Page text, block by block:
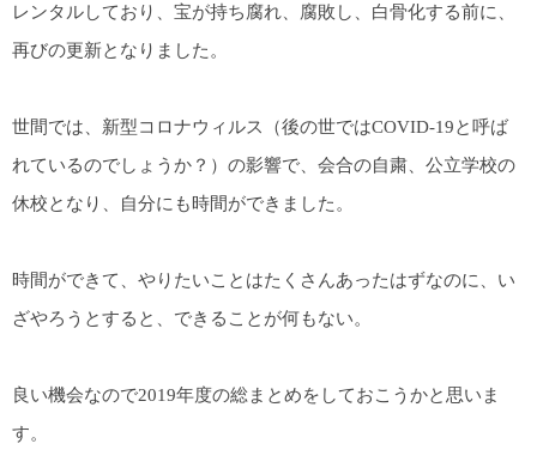
レンタルしており、宝が持ち腐れ、腐敗し、白骨化する前に、
再びの更新となりました。
世間では、新型コロナウィルス（後の世ではCOVID-19と呼ば
れているのでしょうか？）の影響で、会合の自粛、公立学校の
休校となり、自分にも時間ができました。
時間ができて、やりたいことはたくさんあったはずなのに、い
ざやろうとすると、できることが何もない。
良い機会なので2019年度の総まとめをしておこうかと思いま
す。